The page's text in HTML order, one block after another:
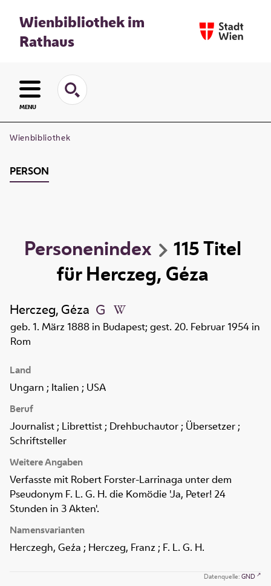
Wienbibliothek im
Rathaus
MENU
Wienbibliothek
PERSON
Personenindex 115Titel
fürHerczeg, Géza
Herczeg, Géza
geb. 1. März 1888 in Budapest; gest. 20. Februar 1954 in
Rom
Land
Ungarn ; Italien ; USA
Beruf
Journalist ; Librettist ; Drehbuchautor ; Übersetzer ;
Schriftsteller
Weitere Angaben
Verfasste mit Robert Forster-Larrinaga unter dem
Pseudonym F. L. G. H. die Komödie 'Ja, Peter! 24
Stunden in 3 Akten'.
Namensvarianten
Herczegh, Geźa ; Herczeg, Franz ; F. L. G. H.
Datenquelle: GND